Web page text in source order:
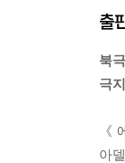
출
북
극
《
아